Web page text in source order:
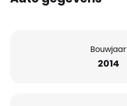
Bouwjaar
2014